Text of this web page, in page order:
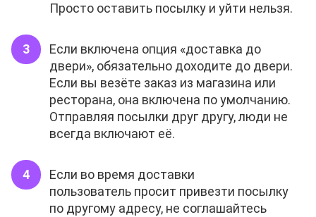
Просто оставить посылку и уйти нельзя.
Если включена опция «доставка до
двери», обязательно доходите до двери.
Если вы везёте заказ из магазина или
ресторана, она включена по умолчанию.
Отправляя посылки друг другу, люди не
всегда включают её.
Если во время доставки
пользователь просит привезти посылку
по другому адресу, не соглашайтесь